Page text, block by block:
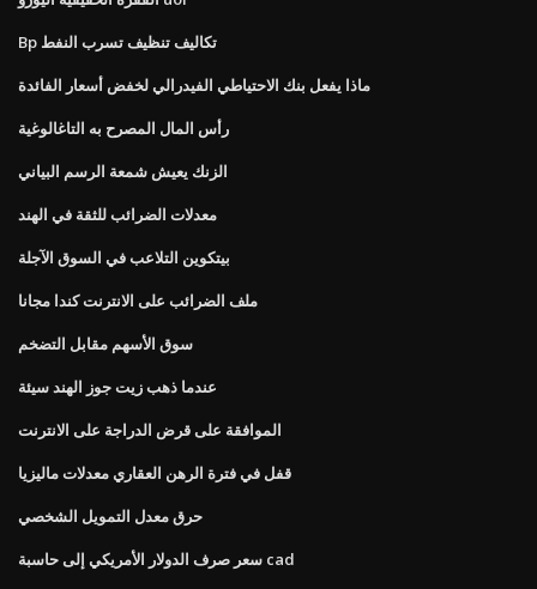
Bp تكاليف تنظيف تسرب النفط
ماذا يفعل بنك الاحتياطي الفيدرالي لخفض أسعار الفائدة
رأس المال المصرح به التاغالوغية
الزنك يعيش شمعة الرسم البياني
معدلات الضرائب للثقة في الهند
بيتكوين التلاعب في السوق الآجلة
ملف الضرائب على الانترنت كندا مجانا
سوق الأسهم مقابل التضخم
عندما ذهب زيت جوز الهند سيئة
الموافقة على قرض الدراجة على الانترنت
قفل في فترة الرهن العقاري معدلات ماليزيا
حرق معدل التمويل الشخصي
سعر صرف الدولار الأمريكي إلى حاسبة cad